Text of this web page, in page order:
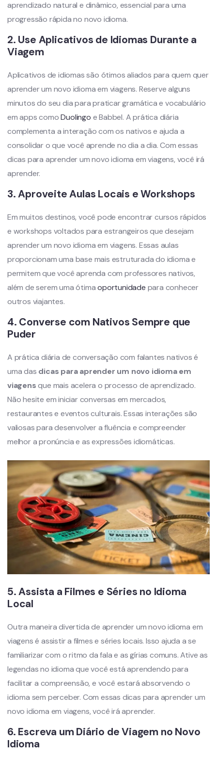
aprendizado natural e dinâmico, essencial para uma
progressão rápida no novo idioma.
2. Use Aplicativos de Idiomas Durante a
Viagem
Aplicativos de idiomas são ótimos aliados para quem quer
aprender um novo idioma em viagens. Reserve alguns
minutos do seu dia para praticar gramática e vocabulário
em apps comoDuolingo e Babbel. A prática diária
complementa a interação com os nativos e ajuda a
consolidar o que você aprende no dia a dia. Com essas
dicas para aprender um novo idioma em viagens, você irá
aprender.
3.Aproveite Aulas Locais e Workshops
Em muitos destinos, você pode encontrar cursos rápidos
e workshops voltados para estrangeiros que desejam
aprender um novo idioma em viagens. Essas aulas
proporcionam uma base mais estruturada do idioma e
permitem que você aprenda com professores nativos,
além de serem uma ótimaoportunidade para conhecer
outros viajantes.
4. Converse com Nativos Sempre que
Puder
A prática diária de conversação com falantes nativos é
uma das dicas para aprender um novo idioma em
viagensque mais acelera o processo de aprendizado.
Não hesite em iniciar conversas em mercados,
restaurantes e eventos culturais. Essas interações são
valiosas para desenvolver a fluência e compreender
melhor a pronúncia e as expressões idiomáticas.
5.Assista a Filmes e Séries no Idioma
Local
Outra maneira divertida de aprender um novo idioma em
viagens é assistir a filmes e séries locais. Isso ajuda a se
familiarizar com o ritmo da fala e as gírias comuns. Ative as
legendas no idioma que você está aprendendo para
facilitar a compreensão, e você estará absorvendo o
idioma sem perceber. Com essas dicas para aprender um
novo idioma em viagens, você irá aprender.
6. Escreva um Diário de Viagem no Novo
Idioma